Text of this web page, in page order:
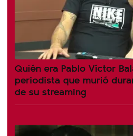
Quién era Pablo Víctor
periodista que murió
de su streaming